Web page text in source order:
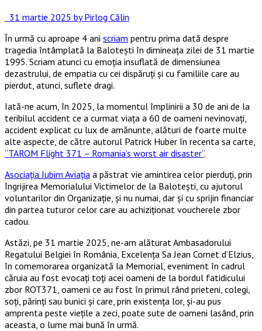
31 martie 2025 by Pirlog Călin
În urmă cu aproape 4 ani scriam pentru prima dată despre
tragedia întâmplată la Baloteşti în dimineaţa zilei de 31 martie
1995. Scriam atunci cu emoţia insuflată de dimensiunea
dezastrului, de empatia cu cei dispăruţi şi cu familiile care au
pierdut, atunci, suflete dragi.
Iată-ne acum, în 2025, la momentul împlinirii a 30 de ani de la
teribilul accident ce a curmat viaţa a 60 de oameni nevinovaţi,
accident explicat cu lux de amănunte, alături de foarte multe
alte aspecte, de către autorul Patrick Huber în recenta sa carte,
“TAROM Flight 371 – Romania’s worst air disaster”.
Asociaţia Iubim Aviaţia a păstrat vie amintirea celor pierduţi, prin
îngrijirea Memorialului Victimelor de la Baloteşti, cu ajutorul
voluntarilor din Organizație, și nu numai, dar și cu sprijin financiar
din partea tuturor celor care au achiziționat voucherele zbor
cadou.
Astăzi, pe 31 martie 2025, ne-am alăturat Ambasadorului
Regatului Belgiei în România, Excelenţa Sa Jean Cornet d’Elzius,
în comemorarea organizată la Memorial, eveniment în cadrul
căruia au fost evocaţi toţi acei oameni de la bordul fatidicului
zbor ROT371, oameni ce au fost în primul rând prieteni, colegi,
soţi, părinţi sau bunici şi care, prin existenţa lor, şi-au pus
amprenta peste vieţile a zeci, poate sute de oameni lasând, prin
aceasta, o lume mai bună în urmă.